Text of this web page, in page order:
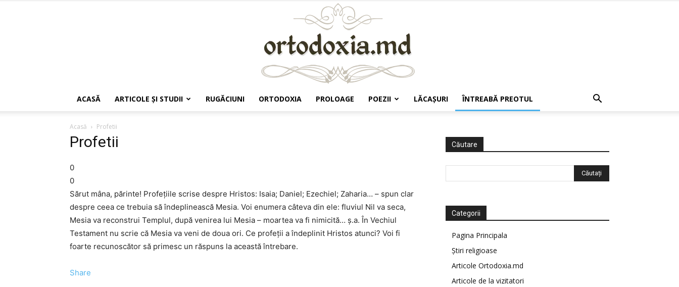
ACASĂ ARTICOLE ŞI STUDII RUGĂCIUNI ORTODOXIA PROLOAGE POEZII LĂCAŞURI ÎNTREABĂ PREOTUL
Acasă Profetii
Profetii
0
0
Sărut mâna, părinte! Profeţiile scrise despre Hristos: Isaia; Daniel; Ezechiel; Zaharia… – spun clar
despre ceea ce trebuia să îndeplinească Mesia. Voi enumera câteva din ele: fluviul Nil va seca,
Mesia va reconstrui Templul, după venirea lui Mesia – moartea va fi nimicită… ş.a. În Vechiul
Testament nu scrie că Mesia va veni de doua ori. Ce profeţii a îndeplinit Hristos atunci? Voi fi
foarte recunoscător să primesc un răspuns la această întrebare.
Share
Căutare
Categorii
Pagina Principala
Știri religioase
Articole Ortodoxia.md
Articole de la vizitatori